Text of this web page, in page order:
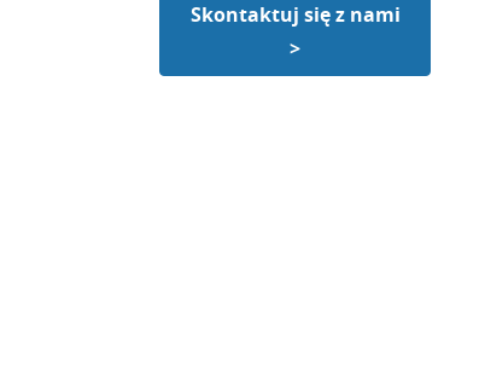
Skontaktuj się z nami
>